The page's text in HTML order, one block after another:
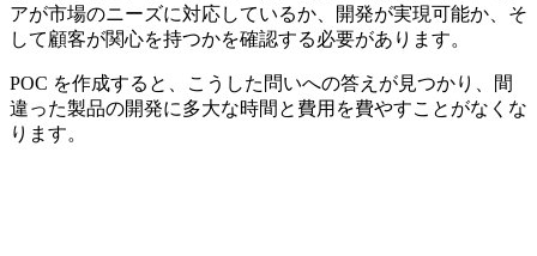
アが市場のニーズに対応しているか、開発が実現可能か、そ
して顧客が関心を持つかを確認する必要があります。
POC を作成すると、こうした問いへの答えが見つかり、間
違った製品の開発に多大な時間と費用を費やすことがなくな
ります。